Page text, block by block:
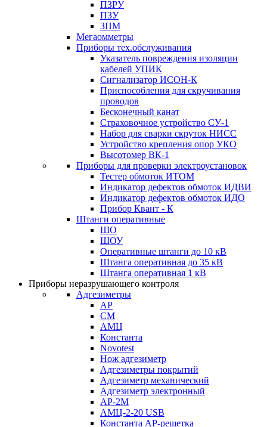
ПЗРУ
ПЗУ
ЗПМ
Мегаомметры
Приборы тех.обслуживания
Указатель повреждения изоляции
кабелей УПИК
Сигнализатор ИСОН-К
Приспособления для скручивания
проводов
Бесконечный канат
Страховочное устройство СУ-1
Набор для сварки скруток НИСС
Устройство крепления опор УКО
Высотомер ВК-1
Приборы для проверки электроустановок
Тестер обмоток ИТОМ
Индикатор дефектов обмоток ИДВИ
Индикатор дефектов обмоток ИДО
Прибор Квант - К
Штанги оперативные
ШО
ШОУ
Оперативные штанги до 10 кВ
Штанга оперативная до 35 кВ
Штанга оперативная 1 кВ
Приборы неразрушающего контроля
Адгезиметры
АР
СМ
АМЦ
Константа
Novotest
Нож адгезиметр
Адгезиметры покрытий
Адгезиметр механический
Адгезиметр электронный
АР-2М
АМЦ-2-20 USB
Константа АР-решетка